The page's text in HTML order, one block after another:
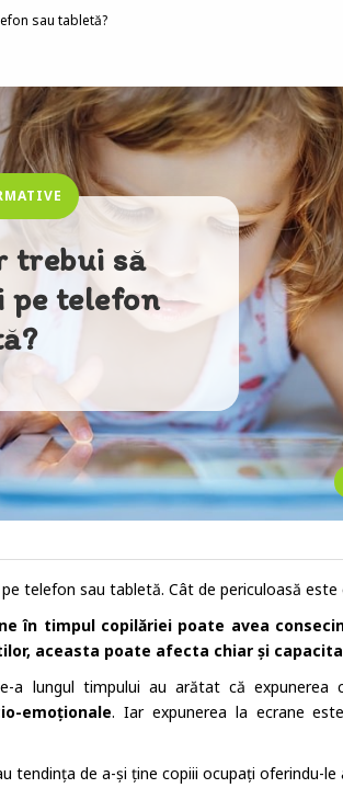
sau tabletă?
trebui să
pe telefon
telefon sau tabletă. Cât de periculoasă este
în timpul copilăriei poate avea
aceasta poate afecta chiar și
a lungul timpului au arătat că
emoționale. Iar expunerea la ecrane
tendința de a-și ține copiii ocupați oferindu-